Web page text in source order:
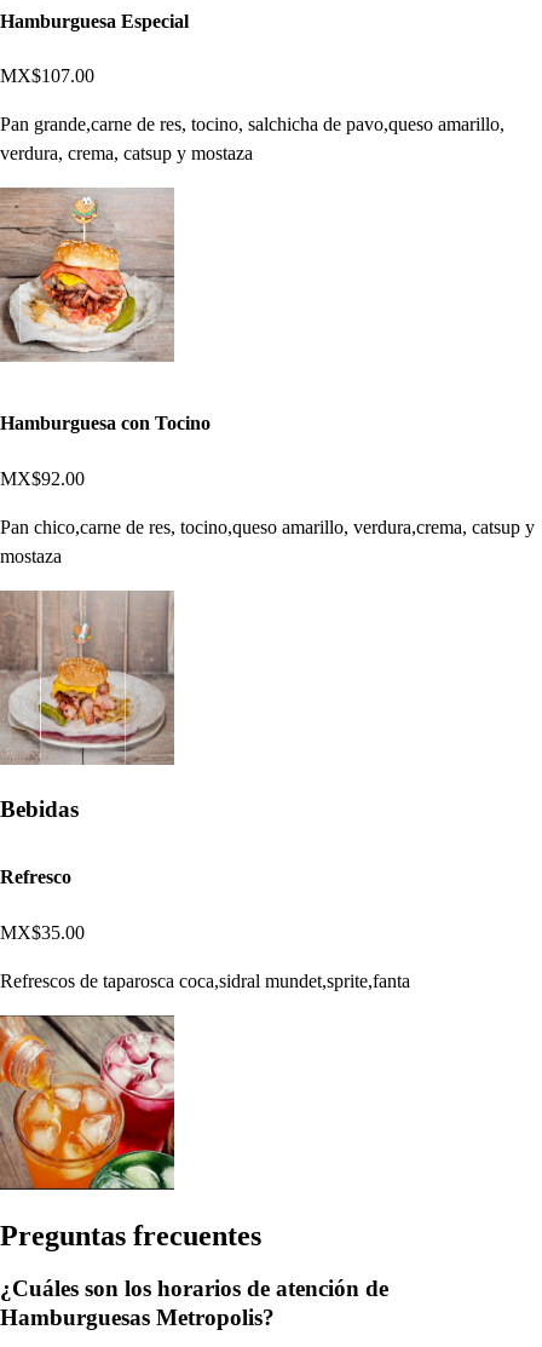
Hamburguesa Especial
MX$107.00
Pan grande,carne de res, tocino, salchicha de pavo,queso amarillo,
verdura, crema, catsup y mostaza
Hamburguesa con Tocino
MX$92.00
Pan chico,carne de res, tocino,queso amarillo, verdura,crema, catsup y
mostaza
Bebidas
Refresco
MX$35.00
Refrescos de taparosca coca,sidral mundet,sprite,fanta
Preguntas frecuentes
¿Cuáles son los horarios de atención de
Hamburguesas Metropolis?